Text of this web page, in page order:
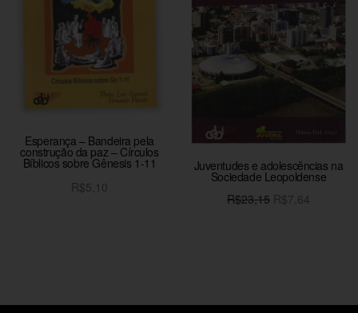
Esperança – Bandeira pela
construção da paz – Círculos
Bíblicos sobre Gênesis 1-11
R$5,10
Juventudes e adolescências na
Sociedade Leopoldense
R$23,15 O preço
R$7,64